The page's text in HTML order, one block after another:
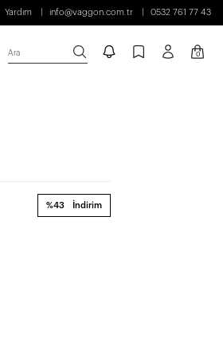
Yardım info@vaggon.com.tr 0532 761 77 43
Ara 0
%43 İndirim